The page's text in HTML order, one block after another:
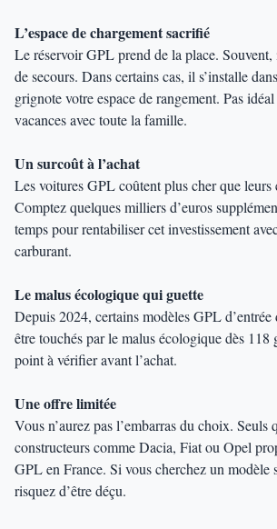
L’espace de chargement sacrifié
Le réservoir GPL prend de la place.
de secours. Dans certains cas, il s’installe
grignote votre espace de rangement. Pas
vacances avec toute la famille.
Un surcoût à l’achat
Les voitures GPL coûtent plus cher que leurs
Comptez quelques milliers d’euros
temps pour rentabiliser cet investissement
carburant.
Le malus écologique qui guette
Depuis 2024, certains modèles GPL d’entrée
être touchés par le malus écologique dès
point à vérifier avant l’achat.
Une offre limitée
Vous n’aurez pas l’embarras du choix. Seuls
constructeurs comme Dacia, Fiat ou Opel
GPL en France. Si vous cherchez un modèle
risquez d’être déçu.